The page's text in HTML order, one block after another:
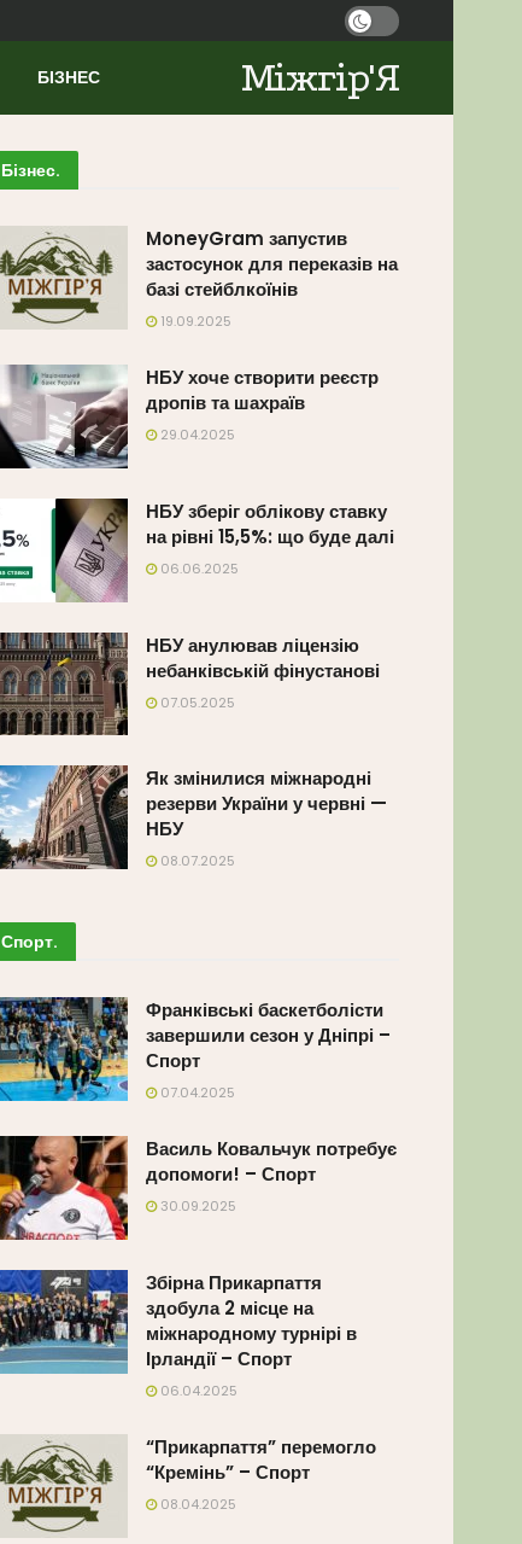
БІЗНЕС Міжгір'Я
Бізнес.
MoneyGram запустив
застосунок для переказів на
базі стейблкоїнів
19.09.2025
НБУ хоче створити реєстр
дропів та шахраїв
29.04.2025
НБУ зберіг облікову ставку
на рівні 15,5%: що буде далі
06.06.2025
НБУ анулював ліцензію
небанківській фінустанові
07.05.2025
Як змінилися міжнародні
резерви України у червні —
НБУ
08.07.2025
Спорт.
Франківські баскетболісти
завершили сезон у Дніпрі –
Спорт
07.04.2025
Василь Ковальчук потребує
допомоги! – Спорт
30.09.2025
Збірна Прикарпаття
здобула 2 місце на
міжнародному турнірі в
Ірландії – Спорт
06.04.2025
“Прикарпаття” перемогло
“Кремінь” – Спорт
08.04.2025